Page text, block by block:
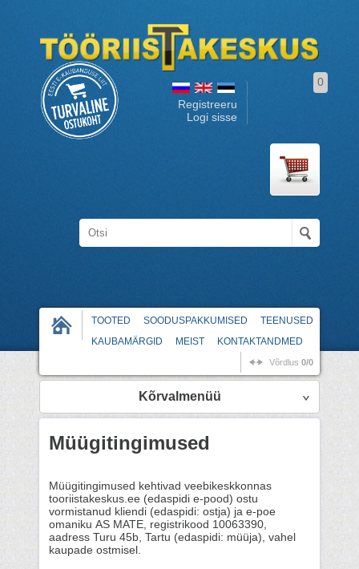
Registreeru
Logi sisse
0
TOOTED SOODUSPAKKUMISED
TEENUSED
KAUBAMÄRGID
MEIST KONTAKTANDMED
Võrdlus 0/0
Kõrvalmenüü
Müügitingimused
Müügitingimused kehtivad veebikeskkonnas
tooriistakeskus.ee (edaspidi e-pood) ostu
vormistanud kliendi (edaspidi: ostja) ja e-poe
omaniku AS MATE, registrikood 10063390,
aadress Turu 45b, Tartu (edaspidi: müüja), vahel
kaupade ostmisel.